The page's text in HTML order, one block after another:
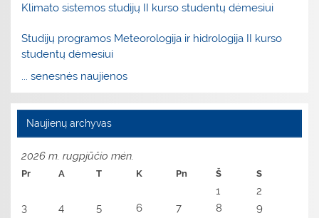
Klimato sistemos studijų II kurso studentų dėmesiui
Studijų programos Meteorologija ir hidrologija II kurso
studentų dėmesiui
... senesnės naujienos
Naujienų archyvas
2026 m. rugpjūčio mėn.
Pr A T K Pn Š S
1
2
3
4 5 6 7 8
9